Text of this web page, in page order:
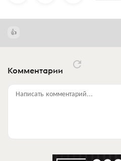
Комментарии
Написать комментарий...